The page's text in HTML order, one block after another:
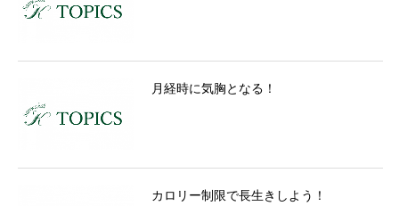
月経時に気胸となる！
カロリー制限で長生きしよう！